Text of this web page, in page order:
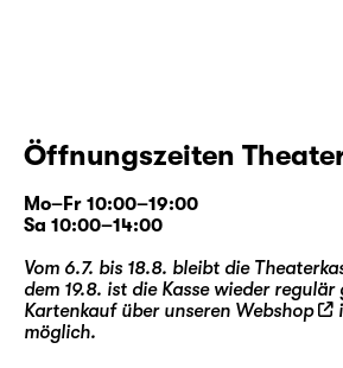
Enrico Lübbeinszeniert
noch einmal im Team mit
Etienne Pluss
Deigner . Seit 2013 entstanden
Zusammenarbeit am
Inszenierungen, die das Haus
etwa „
Öffnungszeiten
Mo–Fr 10:00–19:00
Sa 10:00–14:00
Vom 6.7. bis 18.8. bleibt die
dem 19.8. ist die Kasse wieder
Kartenkauf über unseren Webshop
möglich.